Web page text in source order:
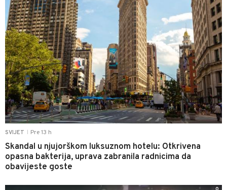
SVIJET Pre 13 h
Skandal u njujorškom luksuznom hotelu: Otkrivena
opasna bakterija, uprava zabranila radnicima da
obavijeste goste